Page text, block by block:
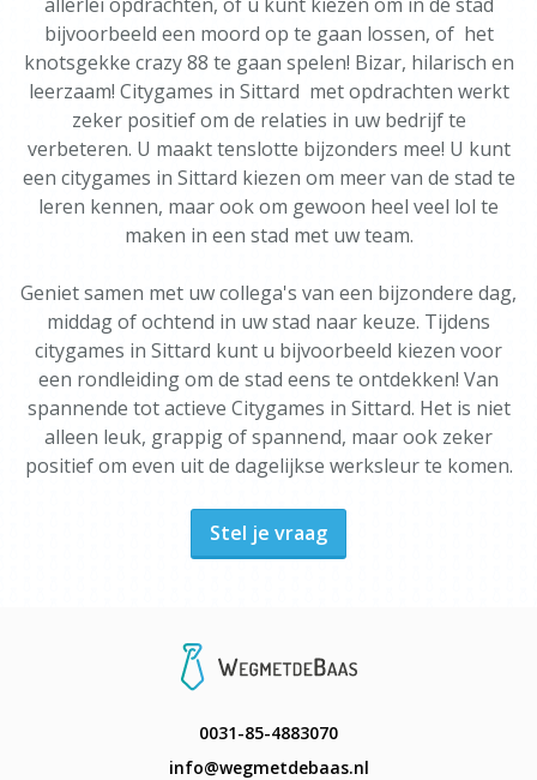
bijvoorbeeld een moord op te gaan lossen, of het
knotsgekke crazy 88 te gaan spelen! Bizar, hilarisch en
leerzaam! Citygames in Sittard met opdrachten werkt
zeker positief om de relaties in uw bedrijf te
verbeteren. U maakt tenslotte bijzonders mee! U kunt
een citygames in Sittard kiezen om meer van de stad te
leren kennen, maar ook om gewoon heel veel lol te
maken in een stad met uw team.
Geniet samen met uw collega's van een bijzondere dag,
middag of ochtend in uw stad naar keuze. Tijdens
citygames in Sittard kunt u bijvoorbeeld kiezen voor
een rondleiding om de stad eens te ontdekken! Van
spannende tot actieve Citygames in Sittard. Het is niet
alleen leuk, grappig of spannend, maar ook zeker
positief om even uit de dagelijkse werksleur te komen.
Stel je vraag
0031-85-4883070
info@wegmetdebaas.nl